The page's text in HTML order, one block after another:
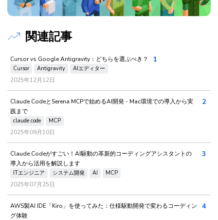
関連記事
Cursor vs Google Antigravity：どちらを選ぶべき？
Cursor Antigravity AIエディター
2025年12月12日
1
Claude CodeとSerena MCPで始めるAI開発 - Mac環境での導入から実
践まで
claude code MCP
2025年09月10日
2
Claude Codeがすごい！AI駆動の革新的コーディングアシスタントの
導入から活用を解説します
ITエンジニア システム開発 AI MCP
2025年07月25日
3
AWS製AI IDE「Kiro」を使ってみた：仕様駆動開発で変わるコーディン
グ体験
4